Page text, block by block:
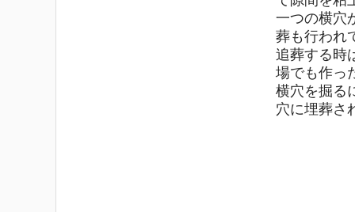
一つの横穴
葬も行われ
追葬する時
場でも作っ
横穴を掘る
穴に埋葬さ